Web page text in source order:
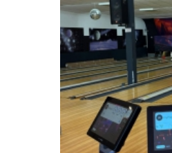
Wildau, DE
Se projekt ...